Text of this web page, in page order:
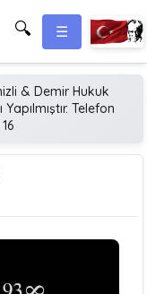
🔍 ☰
& Demir Hukuk
Telefon